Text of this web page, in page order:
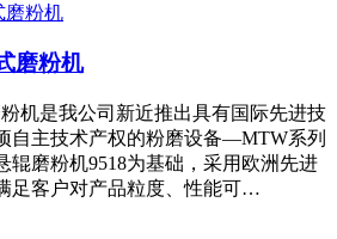
磨粉机
机是我公司新近推出具有国际先进技
自主技术产权的粉磨设备—MTW系列
辊磨粉机9518为基础，采用欧洲先进
足客户对产品粒度、性能可…